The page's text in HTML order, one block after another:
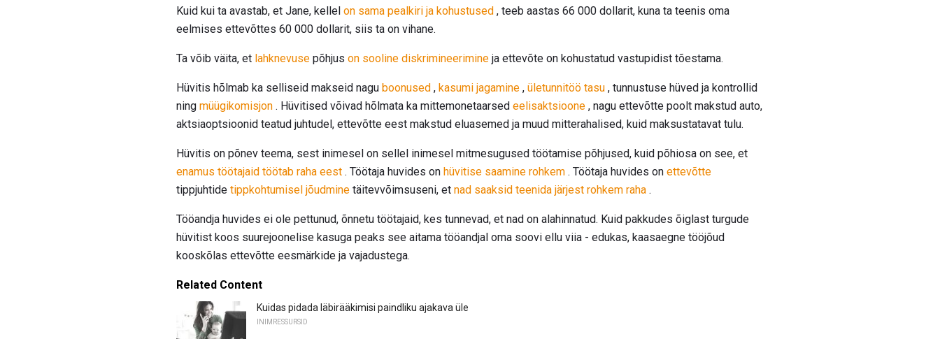
Kuid kui ta avastab, et Jane, kellel on sama pealkiri ja kohustused , teeb aastas 66 000 dollarit, kuna ta teenis oma
eelmises ettevõttes 60 000 dollarit, siis ta on vihane.
Ta võib väita, et lahknevuse põhjus on sooline diskrimineerimine ja ettevõte on kohustatud vastupidist tõestama.
Hüvitis hõlmab ka selliseid makseid nagu boonused , kasumi jagamine , ületunnitöö tasu , tunnustuse hüved ja kontrollid
ning müügikomisjon . Hüvitised võivad hõlmata ka mittemonetaarsed eelisaktsioone , nagu ettevõtte poolt makstud auto,
aktsiaoptsioonid teatud juhtudel, ettevõtte eest makstud eluasemed ja muud mitterahalised, kuid maksustatavat tulu.
Hüvitis on põnev teema, sest inimesel on sellel inimesel mitmesugused töötamise põhjused, kuid põhiosa on see, et
enamus töötajaid töötab raha eest . Töötaja huvides on hüvitise saamine rohkem . Töötaja huvides on ettevõtte
tippjuhtide tippkohtumisel jõudmine täitevvõimsuseni, et nad saaksid teenida järjest rohkem raha .
Tööandja huvides ei ole pettunud, õnnetu töötajaid, kes tunnevad, et nad on alahinnatud. Kuid pakkudes õiglast turgude
hüvitist koos suurejoonelise kasuga peaks see aitama tööandjal oma soovi ellu viia - edukas, kaasaegne tööjõud
kooskõlas ettevõtte eesmärkide ja vajadustega.
Related Content
Kuidas pidada läbirääkimisi paindliku ajakava üle
INIMRESSURSID